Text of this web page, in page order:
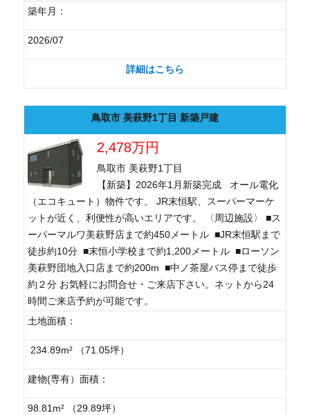
築年月：
2026/07
詳細はこちら
鳥取市 美萩野1丁目 新築戸建
2,478万円
鳥取市 美萩野1丁目
【新築】2026年1月新築完成 オール電化
（エコキュート）物件です。 JR末恒駅、スーパーマーケ
ットが近く、利便性が高いエリアです。 〈周辺施設〉 ■ス
ーパーマルワ美萩野店まで約450メートル ■JR末恒駅まで
徒歩約10分 ■末恒小学校まで約1,200メートル ■ローソン
美萩野団地入口店まで約200m ■中ノ茶屋バス停まで徒歩
約２分 お気軽にお問合せ・ご来店下さい。ネットから24
時間ご来店予約が可能です。
土地面積：
234.89m² （71.05坪）
建物(専有）面積：
98.81m² （29.89坪）